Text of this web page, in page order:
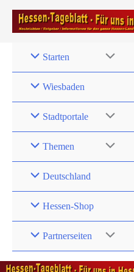
Zum
Inhalt
Starten
Wiesbaden
Stadtportale
Themen
Deutschland
Hessen-Shop
Partnerseiten